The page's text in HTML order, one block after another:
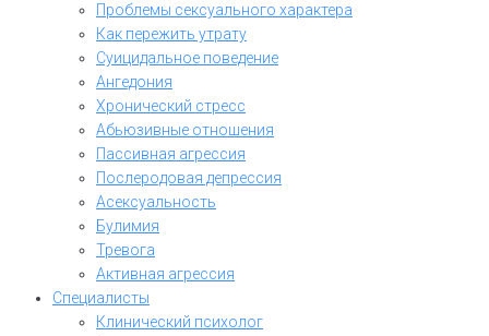
Проблемы сексуального характера
Как пережить утрату
Суицидальное поведение
Ангедония
Хронический стресс
Абьюзивные отношения
Пассивная агрессия
Послеродовая депрессия
Асексуальность
Булимия
Тревога
Активная агрессия
Специалисты
Клинический психолог